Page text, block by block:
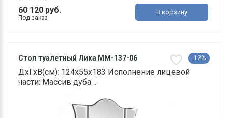
60 120 руб.
Под заказ
В корзину
Стол туалетный Лика ММ-137-06 -12%
ДхГхВ(см): 124х55х183 Исполнение лицевой
части: Массив дуба ..